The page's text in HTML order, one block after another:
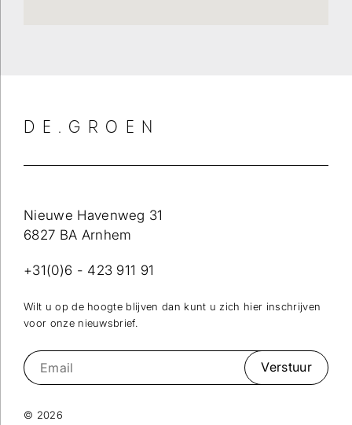
DE.GROEN
Nieuwe Havenweg 31
6827 BA Arnhem
+31(0)6 - 423 911 91
Wilt u op de hoogte blijven dan kunt u zich hier inschrijven
voor onze nieuwsbrief.
Verstuur
© 2026